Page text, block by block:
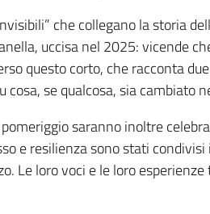
che collegano la storia
uccisa nel 2025: vicende
questo corto, che racconta
se qualcosa, sia cambiato
saranno inoltre
e resilienza sono stati
Le loro voci e le loro